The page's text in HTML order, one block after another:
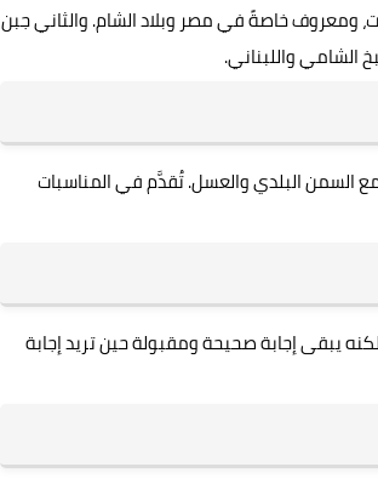
ومعروف خاصةً في مصر وبلاد الشام. والثاني جبن
واللبناني.
مع السمن البلدي والعسل. تُقدَّم في المناسبات
يبقى إجابة صحيحة ومقبولة حين تريد إجابة